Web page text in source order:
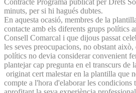
minuts, per si hi hagués dubtes.
En aquesta ocasió, membres de la
contacte amb els diferents grups polítics
Consell Comarcal i que dijous passat
les seves preocupacions, no obstant això,
polítics no devia considerar convenient
plantejar cap pregunta en el transcurs de
originat cert malestar en la plantilla que
compte a l'hora d'elaborar les condicions